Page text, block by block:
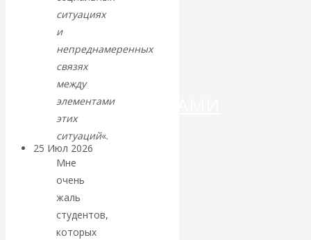
ДЕНЕГ»: КИТАЙ
ВЕДЁТ БОРЬБУ
КРИПТОВАЛЮТАМИ
25 Июл 2026
Валентин
КАтасонов.
ситуациях
и
непреднамеренных
связях
между
элементами
этих
ситуаций«.
Мне
очень
жаль
студентов,
которых